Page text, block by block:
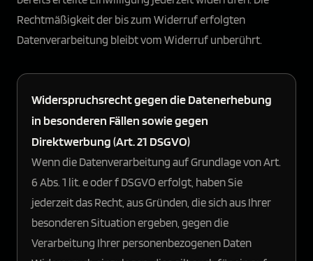
Rechtmäßigkeit der bis zum Widerruf erfolgten
Datenverarbeitung bleibt vom Widerruf unberührt.
Widerspruchsrecht gegen die Datenerhebung
in besonderen Fällen sowie gegen
Direktwerbung (Art. 21 DSGVO)
Wenn die Datenverarbeitung auf Grundlage von Art.
6 Abs. 1 lit. e oder f DSGVO erfolgt, haben Sie
jederzeit das Recht, aus Gründen, die sich aus Ihrer
besonderen Situation ergeben, gegen die
Verarbeitung Ihrer personenbezogenen Daten